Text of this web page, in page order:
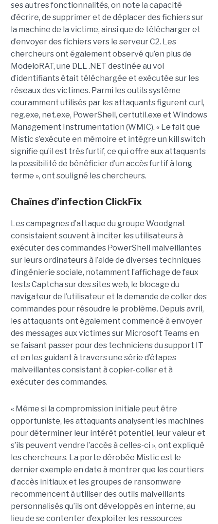
ses autres fonctionnalités, on note la capacité
d’écrire, de supprimer et de déplacer des fichiers sur
la machine de la victime, ainsi que de télécharger et
d’envoyer des fichiers vers le serveur C2. Les
chercheurs ont également observé qu’en plus de
ModeloRAT, une DLL .NET destinée au vol
d’identifiants était téléchargée et exécutée sur les
réseaux des victimes. Parmi les outils système
couramment utilisés par les attaquants figurent curl,
reg.exe, net.exe, PowerShell, certutil.exe et Windows
Management Instrumentation (WMIC). « Le fait que
Mistic s’exécute en mémoire et intègre un kill switch
signifie qu’il est très furtif, ce qui offre aux attaquants
la possibilité de bénéficier d’un accès furtif à long
terme », ont souligné les chercheurs.
Chaînes d’infection ClickFix
Les campagnes d’attaque du groupe Woodgnat
consistaient souvent à inciter les utilisateurs à
exécuter des commandes PowerShell malveillantes
sur leurs ordinateurs à l’aide de diverses techniques
d’ingénierie sociale, notamment l’affichage de faux
tests Captcha sur des sites web, le blocage du
navigateur de l’utilisateur et la demande de coller des
commandes pour résoudre le problème. Depuis avril,
les attaquants ont également commencé à envoyer
des messages aux victimes sur Microsoft Teams en
se faisant passer pour des techniciens du support IT
et en les guidant à travers une série d’étapes
malveillantes consistant à copier-coller et à
exécuter des commandes.
« Même si la compromission initiale peut être
opportuniste, les attaquants analysent les machines
pour déterminer leur intérêt potentiel, leur valeur et
s’ils peuvent vendre l’accès à celles-ci », ont expliqué
les chercheurs. La porte dérobée Mistic est le
dernier exemple en date à montrer que les courtiers
d’accès initiaux et les groupes de ransomware
recommencent à utiliser des outils malveillants
personnalisés qu’ils ont développés en interne, au
lieu de se contenter d’exploiter les ressources